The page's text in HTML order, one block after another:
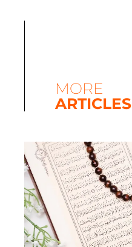
MORE
ARTICLES